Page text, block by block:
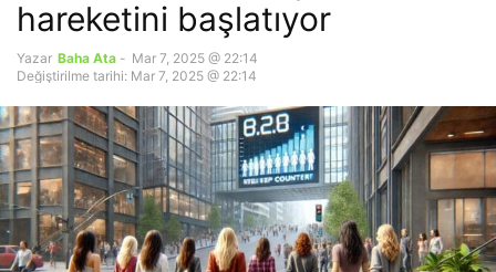
hareketini başlatıyor
Yazar Baha Ata - Mar 7, 2025 @ 22:14
Değiştirilme tarihi: Mar 7, 2025 @ 22:14